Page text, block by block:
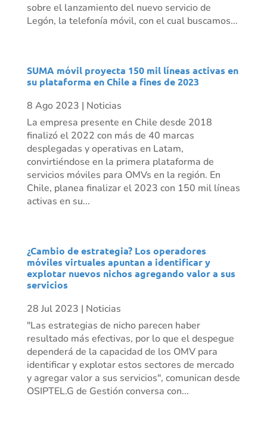
sobre el lanzamiento del nuevo servicio de
Legón, la telefonía móvil, con el cual buscamos...
SUMA móvil proyecta 150 mil líneas activas en
su plataforma en Chile a fines de 2023
8 Ago 2023 | Noticias
La empresa presente en Chile desde 2018
finalizó el 2022 con más de 40 marcas
desplegadas y operativas en Latam,
convirtiéndose en la primera plataforma de
servicios móviles para OMVs en la región. En
Chile, planea finalizar el 2023 con 150 mil líneas
activas en su...
¿Cambio de estrategia? Los operadores
móviles virtuales apuntan a identificar y
explotar nuevos nichos agregando valor a sus
servicios
28 Jul 2023 | Noticias
"Las estrategias de nicho parecen haber
resultado más efectivas, por lo que el despegue
dependerá de la capacidad de los OMV para
identificar y explotar estos sectores de mercado
y agregar valor a sus servicios", comunican desde
OSIPTEL.G de Gestión conversa con...